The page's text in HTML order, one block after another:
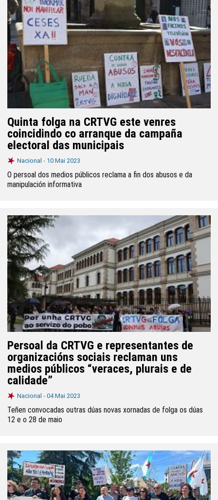
Quinta folga na CRTVG este venres
coincidindo co arranque da campaña
electoral das municipais
Nacional - 10 Mai 2023
O persoal dos medios públicos reclama a fin dos abusos e da
manipulación informativa
Persoal da CRTVG e representantes de
organizacións sociais reclaman uns
medios públicos “veraces, plurais e de
calidade”
Nacional - 04 Mai 2023
Teñen convocadas outras dúas novas xornadas de folga os dúas
12 e o 28 de maio